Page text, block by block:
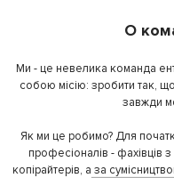
О
Ми - це невелика команда
собою місію: зробити так,
завжди
Як ми це робимо? Для
професіоналів - фахівців
копірайтерів, а за